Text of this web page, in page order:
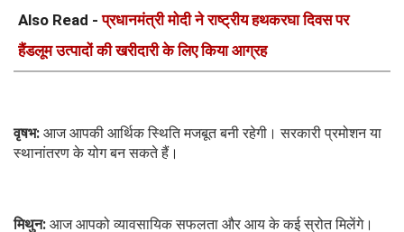
Also Read -प्रधानमंत्री मोदी ने राष्ट्रीय हथकरघा दिवस पर
हैंडलूम उत्पादों की खरीदारी के लिए किया आग्रह
वृषभ: आज आपकी आर्थिक स्थिति मजबूत बनी रहेगी। सरकारी प्रमोशन या
स्थानांतरण के योग बन सकते हैं।
मिथुन: आज आपको व्यावसायिक सफलता और आय के कई स्रोत मिलेंगे।